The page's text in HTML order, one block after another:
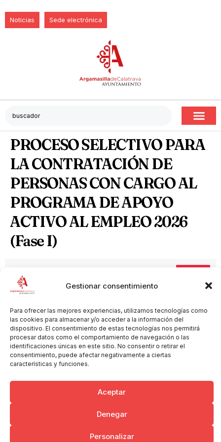
Gestionar consentimiento
Para ofrecer las mejores experiencias, utilizamos tecnologías como
las cookies para almacenar y/o acceder a la información del
dispositivo. El consentimiento de estas tecnologías nos permitirá
procesar datos como el comportamiento de navegación o las
identificaciones únicas en este sitio. No consentir o retirar el
consentimiento, puede afectar negativamente a ciertas
características y funciones.
Aceptar
Denegar
Personalizar
Noticias Sede electrónica
PROCESO SELECTIVO PARA
LA CONTRATACIÓN DE
PERSONAS CON CARGO AL
PROGRAMA DE APOYO
ACTIVO AL EMPLEO 2026
(Fase I)
Puntuaciones provisionales
Lista provisional de admitidos y excluidos Descargar
Anexo I (Solicitud de participación) Descargar
Politica de Privacidad y Aviso Legal